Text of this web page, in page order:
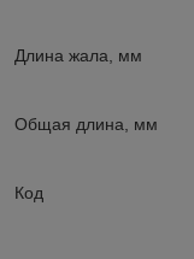
Длина жала, мм
Общая длина, мм
Код